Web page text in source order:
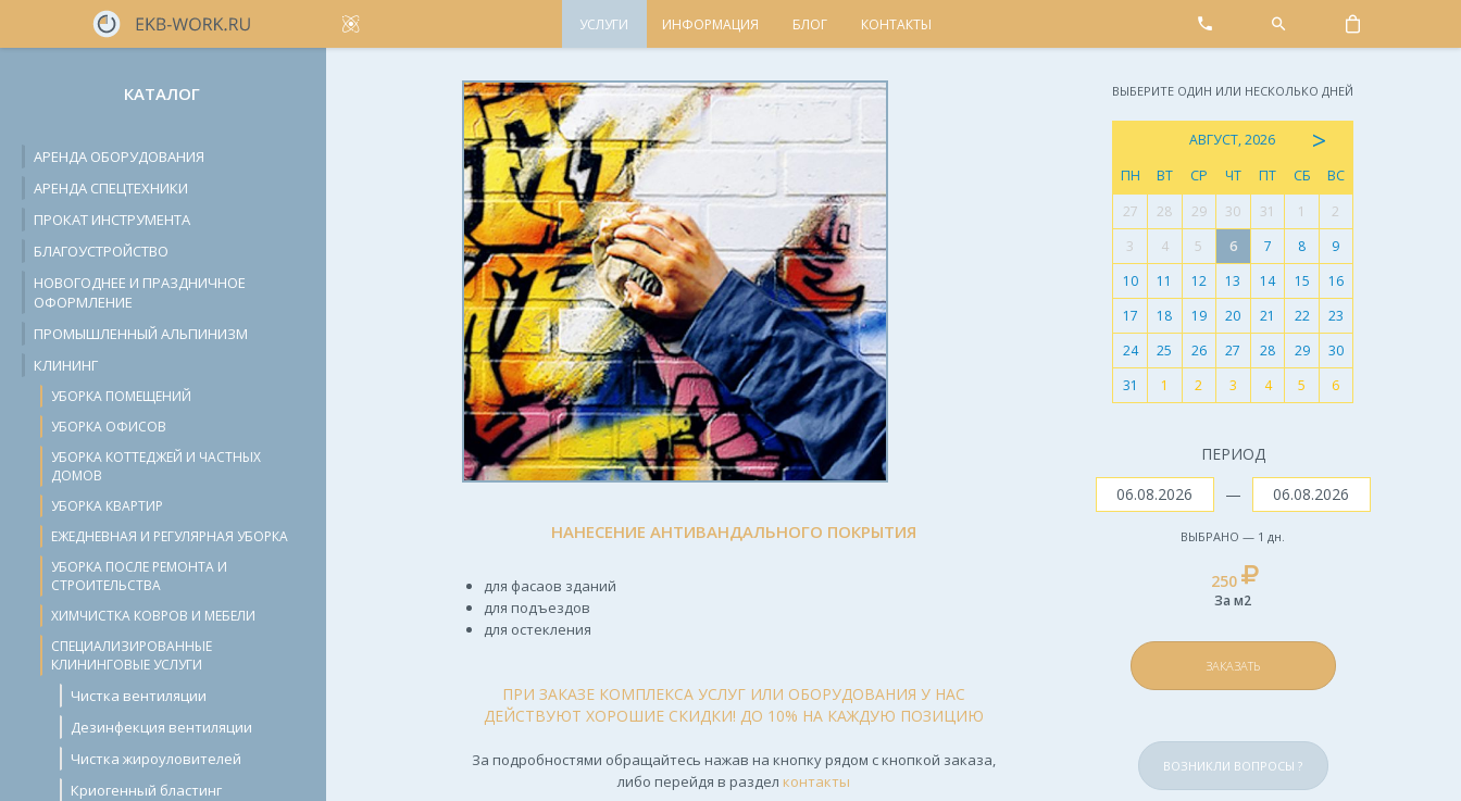
УСЛУГИ ИНФОРМАЦИЯ БЛОГ КОНТАКТЫ
КАТАЛОГ
АРЕНДА ОБОРУДОВАНИЯ
АРЕНДА СПЕЦТЕХНИКИ
ПРОКАТ ИНСТРУМЕНТА
БЛАГОУСТРОЙСТВО
НОВОГОДНЕЕ И ПРАЗДНИЧНОЕ
ОФОРМЛЕНИЕ
ПРОМЫШЛЕННЫЙ АЛЬПИНИЗМ
КЛИНИНГ
УБОРКА ПОМЕЩЕНИЙ
УБОРКА ОФИСОВ
УБОРКА КОТТЕДЖЕЙ И ЧАСТНЫХ
ДОМОВ
УБОРКА КВАРТИР
ЕЖЕДНЕВНАЯ И РЕГУЛЯРНАЯ УБОРКА
УБОРКА ПОСЛЕ РЕМОНТА И
СТРОИТЕЛЬСТВА
ХИМЧИСТКА КОВРОВ И МЕБЕЛИ
СПЕЦИАЛИЗИРОВАННЫЕ
КЛИНИНГОВЫЕ УСЛУГИ
Чистка вентиляции
Дезинфекция вентиляции
Чистка жироуловителей
Криогенный бластинг
НАНЕСЕНИЕ АНТИВАНДАЛЬНОГО ПОКРЫТИЯ
для фасаов зданий
для подъездов
для остекления
ПРИ ЗАКАЗЕ КОМПЛЕКСА УСЛУГ ИЛИ ОБОРУДОВАНИЯ У НАС
ДЕЙСТВУЮТ ХОРОШИЕ СКИДКИ! ДО 10% НА КАЖДУЮ ПОЗИЦИЮ
За подробностями обращайтесь нажав на кнопку рядом с кнопкой заказа,
либо перейдя в раздел контакты
ВЫБЕРИТЕ ОДИН ИЛИ НЕСКОЛЬКО ДНЕЙ
АВГУСТ, 2026 >
ПН ВТ СР ЧТ ПТ СБ
ВС
27
28 29 30 31 1
2
3
4 5 6 7 8
9
10
11 12 13 14 15
16
17
18 19 20 21 22
23
24
25 26 27 28 29
30
31
1 2 3 4 5 6
ПЕРИОД
—
ВЫБРАНО — 1 дн.
250
За м2
ЗАКАЗАТЬ
ВОЗНИКЛИ ВОПРОСЫ ?